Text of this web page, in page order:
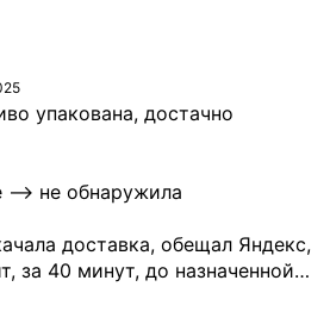
упакована, достачно
—> не обнаружила
доставка, обещал Яндекс,
за 40 минут, до назначенной…